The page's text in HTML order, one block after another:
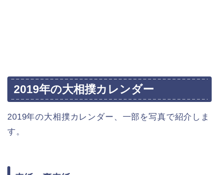
2019年の大相撲カレンダー
2019年の大相撲カレンダー、一部を写真で紹介しま
す。